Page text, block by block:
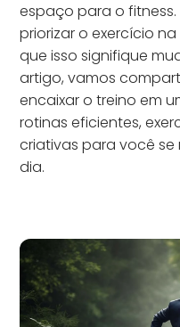
espaço para o
priorizar o exercício
que isso signifique
artigo, vamos
encaixar o treino em
rotinas eficientes,
criativas para você
dia.